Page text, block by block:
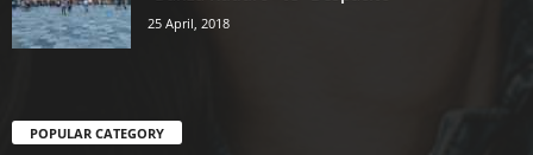
25 April, 2018
POPULAR CATEGORY